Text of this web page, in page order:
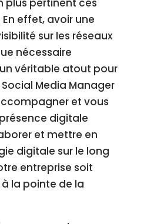
plus pertinent ces
effet, avoir une
sur les réseaux
nécessaire
un véritable atout pour
Media Manager
et vous
digitale
et mettre en
digitale sur le long
entreprise soit
la pointe de la